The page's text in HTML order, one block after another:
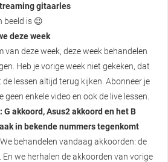
gitaarles
beeld is 😉
deze week
van deze week, deze week behandelen
Heb je vorige week niet gekeken, dat
de lessen altijd terug kijken. Abonneer je
enkele video en ook de live lessen.
: G akkoord, Asus2 akkoord en het B
in bekende nummers tegenkomt
behandelen vandaag akkoorden: de
En we herhalen de akkoorden van vorige